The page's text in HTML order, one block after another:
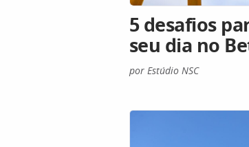
5 desafios
seu dia no
por Estúdio NSC